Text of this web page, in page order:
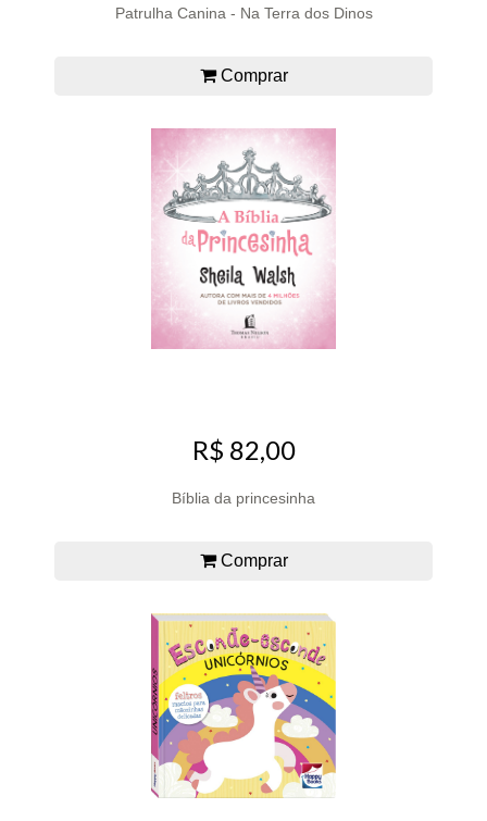
Patrulha Canina - Na Terra dos Dinos
Comprar
R$ 82,00
Bíblia da princesinha
Comprar